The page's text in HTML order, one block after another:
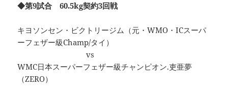
◆第9試合 60.5kg契約3回戦
キヨソンセン・ビクトリージム（元・WMO・ICスーパ
ーフェザー級Champ/タイ）
vs
WMC日本スーパーフェザー級チャンピオン.吏亜夢
（ZERO）